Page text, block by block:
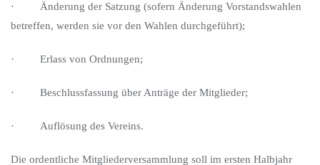
· Änderung der Satzung (sofern Änderung Vorstandswahlen
betreffen, werden sie vor den Wahlen durchgeführt);
· Erlass von Ordnungen;
· Beschlussfassung über Anträge der Mitglieder;
· Auflösung des Vereins.
Die ordentliche Mitgliederversammlung soll im ersten Halbjahr